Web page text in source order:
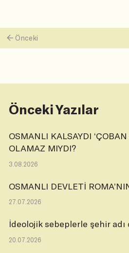
Önceki
Önceki Yazılar
OSMANLI KALSAYDI
OLAMAZ MIYDI?
3.08.2026
OSMANLI DEVLETİ
27.07.2026
İdeolojik sebeplerle şehir
20.07.2026